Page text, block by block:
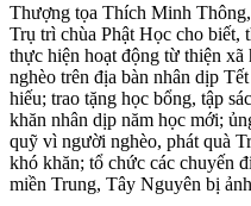
Thượng tọa Thích Minh
Trụ trì chùa Phật Học cho biết,
thực hiện hoạt động từ thiện xã
nghèo trên địa bàn nhân dịp
hiếu; trao tặng học bổng, tập
khăn nhân dịp năm học mới;
quỹ vì người nghèo, phát quà
khó khăn; tổ chức các chuyến
miền Trung, Tây Nguyên bị